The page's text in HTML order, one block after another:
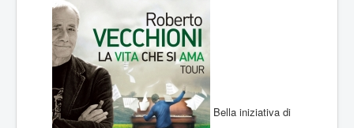
Bella iniziativa di